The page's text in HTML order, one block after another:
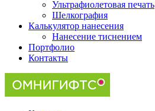
Ультрафиолетовая печать
Шелкография
Калькулятор нанесения
Нанесение тиснением
Портфолио
Контакты